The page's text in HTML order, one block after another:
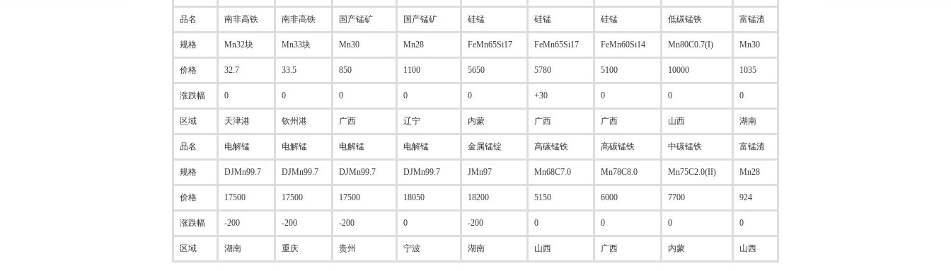
品名 南非高铁 南非高铁 国产锰矿 国产锰矿 硅锰 硅锰 硅锰 低碳锰铁 富锰渣
规格 Mn32块 Mn33块 Mn30 Mn28 FeMn65Si17 FeMn65Si17 FeMn60Si14 Mn80C0.7(I) Mn30
价格 32.7 33.5 850 1100 5650 5780 5100 10000 1035
涨跌幅 0 0 0 0 0 +30 0 0 0
区域 天津港 钦州港 广西 辽宁 内蒙 广西 广西 山西 湖南
品名 电解锰 电解锰 电解锰 电解锰 金属锰锭 高碳锰铁 高碳锰铁 中碳锰铁 富锰渣
规格 DJMn99.7 DJMn99.7 DJMn99.7 DJMn99.7 JMn97 Mn68C7.0 Mn78C8.0 Mn75C2.0(II) Mn28
价格 17500 17500 17500 18050 18200 5150 6000 7700 924
涨跌幅 -200 -200 -200 0 -200 0 0 0 0
区域 湖南 重庆 贵州 宁波 湖南 山西 广西 内蒙 山西